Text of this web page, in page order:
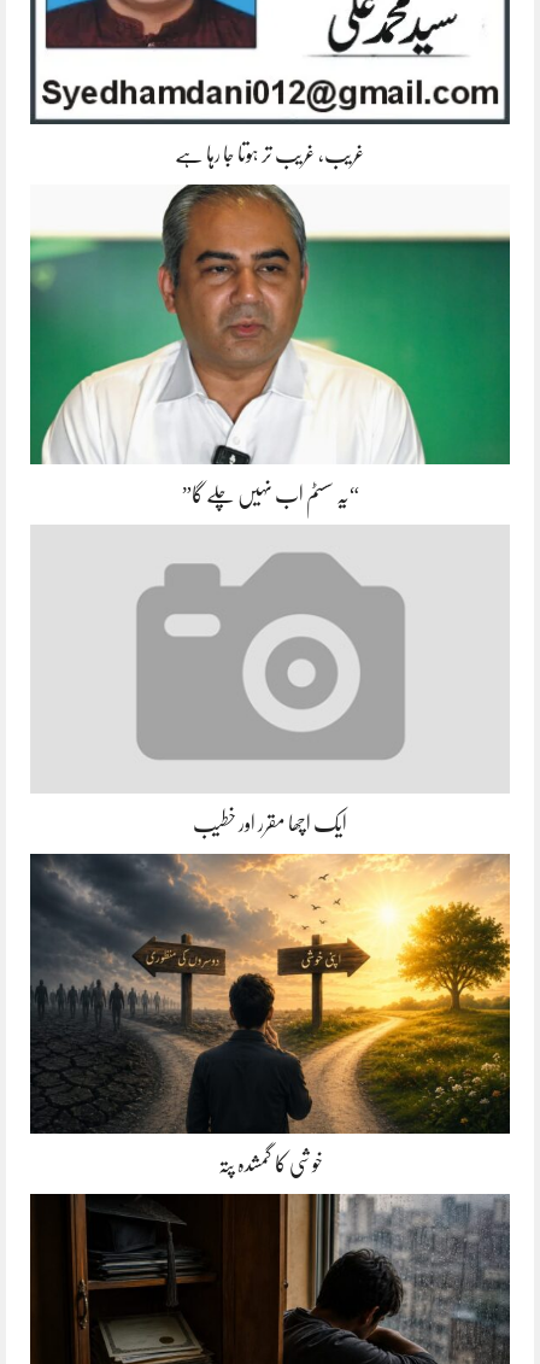
غریب، غریب تر ہوتا جا رہا ہے
“یہ سسٹم اب نہیں چلے گا”
ایک اچھا مقرر اور خطیب
خوشی کا گمشدہ پتہ